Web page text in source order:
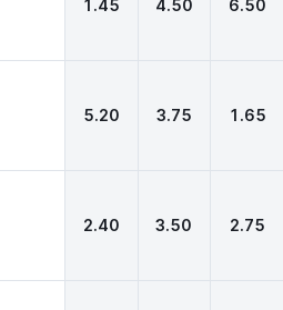
1.45 4.50 6.50
5.20 3.75 1.65
2.40 3.50 2.75